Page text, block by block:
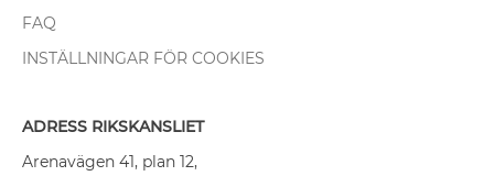
FAQ
INSTÄLLNINGAR FÖR COOKIES
ADRESS RIKSKANSLIET
Arenavägen 41, plan 12,